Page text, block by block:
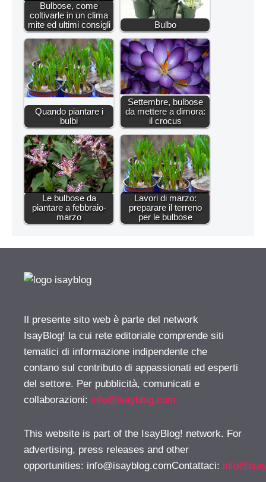
Bulbose, come
coltivarle in un clima
mite ed ultimi consigli
Bulbo
Quando piantare i
bulbi
Settembre, bulbose
da mettere a dimora:
il crocus
Le bulbose da
piantare a febbraio-
marzo
Lavori di marzo:
preparare il terreno
per le bulbose
Il presente sito web è parte del network
IsayBlog! la cui rete editoriale comprende siti
tematici di informazione indipendente che
contano sul contributo di appassionati ed esperti
del settore. Per pubblicità, comunicati e
collaborazioni: info@isayblog.com
This website is part of the IsayBlog! network. For
advertising, press releases and other
opportunities: info@isayblog.comContattaci: